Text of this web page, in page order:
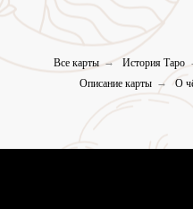
Все карты → История Таро
Описание карты → О